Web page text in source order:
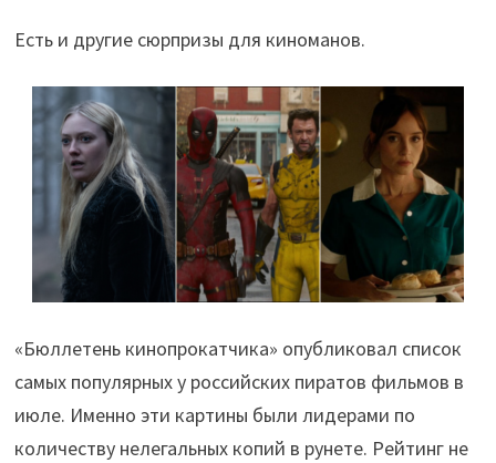
Есть и другие сюрпризы для киноманов.
«Бюллетень кинопрокатчика» опубликовал список
самых популярных у российских пиратов фильмов в
июле. Именно эти картины были лидерами по
количеству нелегальных копий в рунете. Рейтинг не